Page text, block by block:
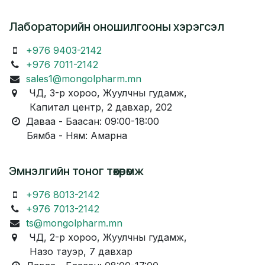
Лабораторийн оношилгооны хэрэгсэл
+976 9403-2142
+976 7011-2142
sales1@mongolpharm.mn
ЧД, 3-р хороо, Жуулчны гудамж,
Капитал центр, 2 давхар, 202
Даваа - Баасан: 09:00-18:00
Бямба - Ням: Амарна
Эмнэлгийн тоног төхөөрөмж
+976 8013-2142
+976 7013-2142
ts@mongolpharm.mn
ЧД, 2-р хороо, Жуулчны гудамж,
Назо тауэр, 7 давхар